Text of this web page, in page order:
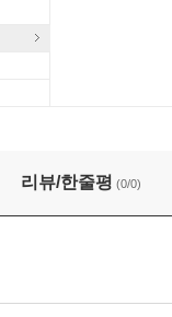
운 트리오) -
리뷰/한줄평 (0/0)